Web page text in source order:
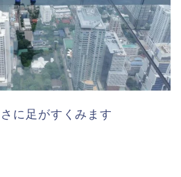
に足がすくみます